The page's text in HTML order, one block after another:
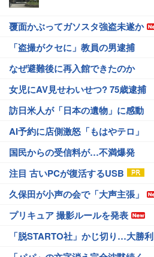
覆面かぶってガソスタ強盗未遂か
「盗撮がクセに」教員の男逮捕
なぜ避難後に再入館できたのか
女児にAV見せわいせつ? 75歳逮捕
訪日米人が「日本の遺物」に感動
AI予約に店側激怒「もはやテロ」
国民からの受信料が…不満爆発
注目 古いPCが復活するUSB
久保田が小声の会で「大声主張」
プリキュア 撮影ルールを発表
「脱STARTO社」かじ切り…大勝利